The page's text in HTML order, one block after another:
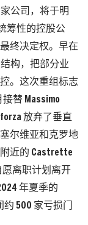
公司，将于明
筹性的控股公
终决定权。早在
构，把部分业
。这次重组标志
接替 Massimo
放弃了垂直
尔维亚和克罗地
近的 Castrette
愿离职计划离开
年夏季的
500 家亏损门